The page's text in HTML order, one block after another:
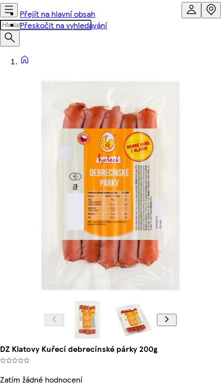
Přejít na hlavní obsah
Přeskočit na vyhledávání
DZ Klatovy Kuřecí debrecínské párky 200g
Zatím žádné hodnocení